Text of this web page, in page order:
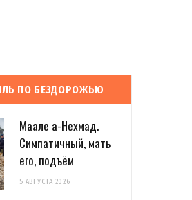
ПО БЕЗДОРОЖЬЮ
Маале а-Нехмад.
Симпатичный, мать
его, подъём
5 АВГУСТА 2026